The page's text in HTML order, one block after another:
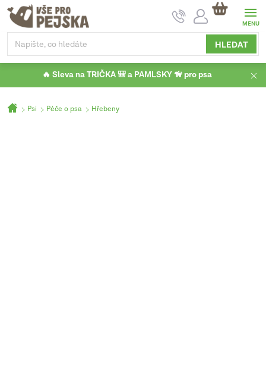
Přejít
obsah
HLEDAT
NÁKUPNÍ
KOŠÍK
🔥 Sleva na TRIČKA 🎒 a PAMLSKY 🦮 pro psa
Domů
Psi Péče o psa Hřebeny